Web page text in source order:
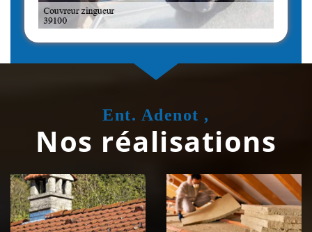
Ent. Adenot ,
Nos réalisations
Couvreur
zingueur 39
Jura
Isolation de
toiture 39
Jura